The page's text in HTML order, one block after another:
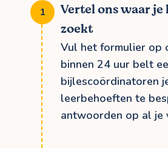
Vertel ons waar
zoekt
Vul het formulier op
binnen 24 uur belt
bijlescoördinatoren
leerbehoeften te
antwoorden op al je